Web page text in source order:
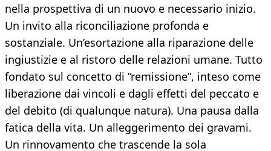
nella prospettiva di un nuovo e necessario inizio.
Un invito alla riconciliazione profonda e
sostanziale. Un’esortazione alla riparazione delle
ingiustizie e al ristoro delle relazioni umane. Tutto
fondato sul concetto di “remissione”, inteso come
liberazione dai vincoli e dagli effetti del peccato e
del debito (di qualunque natura). Una pausa dalla
fatica della vita. Un alleggerimento dei gravami.
Un rinnovamento che trascende la sola